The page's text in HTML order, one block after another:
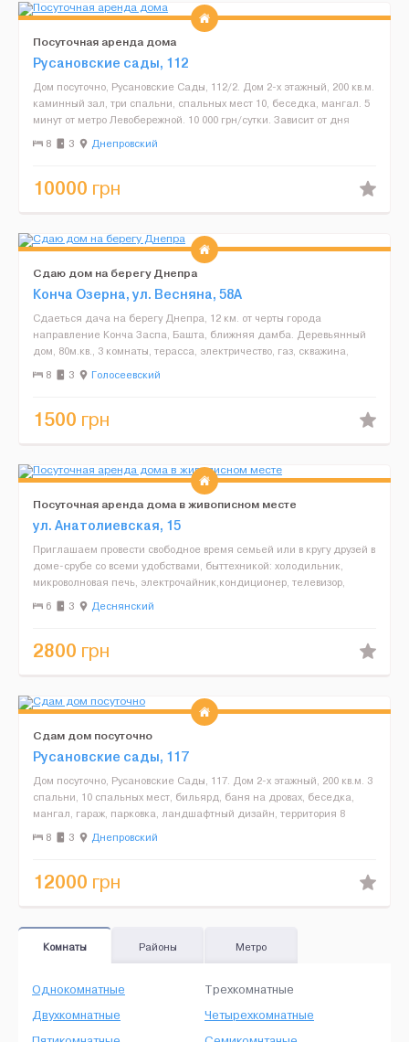
Посуточная аренда дома
Русановские сады, 112
Дом посуточно, Русановские Сады, 112/2. Дом 2-х этажный, 200 кв.м.
каминный зал, три спальни, спальных мест 10, беседка, мангал. 5
минут от метро Левобережной. 10 000 грн/сутки. Зависит от дня
недели, периода аренды и количества г...
8 3 Днепровский
10000 грн
Сдаю дом на берегу Днепра
Конча Озерна, ул. Весняна, 58А
Сдаеться дача на берегу Днепра, 12 км. от черты города
направление Конча Заспа, Башта, ближняя дамба. Деревьянный
дом, 80м.кв., 3 комнаты, терасса, электричество, газ, скважина,
горячая,холодная вода, туалет душ в доме!5-8 спальны...
8 3 Голосеевский
1500 грн
Посуточная аренда дома в живописном месте
ул. Анатолиевская, 15
Приглашаем провести свободное время семьей или в кругу друзей в
доме-срубе со всеми удобствами, быттехникой: холодильник,
микроволновая печь, электрочайник,кондиционер, телевизор,
музыкальный центр. В доме 3 комнаты отдыха и в каж...
6 3 Деснянский
2800 грн
Сдам дом посуточно
Русановские сады, 117
Дом посуточно, Русановские Сады, 117. Дом 2-х этажный, 200 кв.м. 3
спальни, 10 спальных мест, бильярд, баня на дровах, беседка,
мангал, гараж, парковка, ландшафтный дизайн, территория 8
соток. Будни - 10 000 грн./сутки.Минимум дв...
8 3 Днепровский
12000 грн
Комнаты Районы Метро
Однокомнатные
Двухкомнатные
Трехкомнатные
Четырехкомнатные